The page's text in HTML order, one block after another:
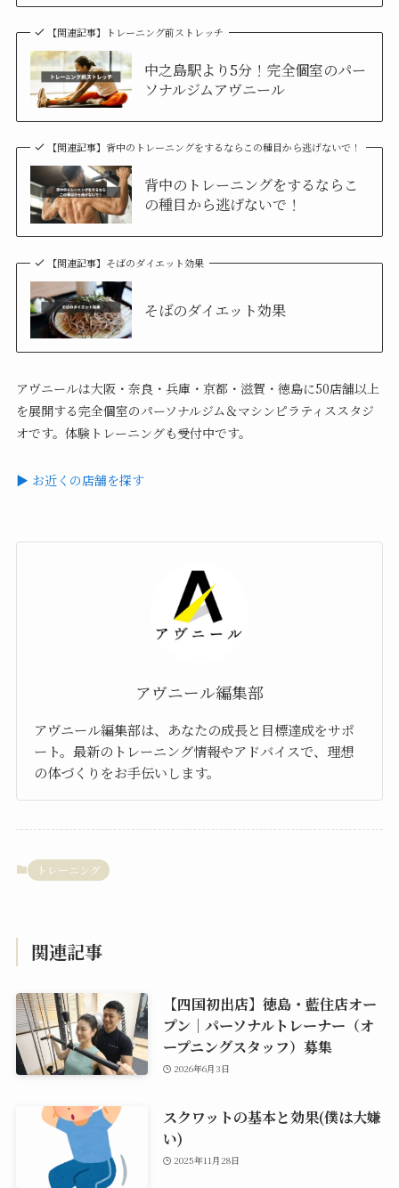
【関連記事】トレーニング前ストレッチ
中之島駅より5分！完全個室のパー
ソナルジムアヴニール
【関連記事】背中のトレーニングをするならこの種目から逃げないで！
背中のトレーニングをするならこ
の種目から逃げないで！
【関連記事】そばのダイエット効果
そばのダイエット効果
アヴニールは大阪・奈良・兵庫・京都・滋賀・徳島に50店舗以上
を展開する完全個室のパーソナルジム＆マシンピラティススタジ
オです。体験トレーニングも受付中です。
▶ お近くの店舗を探す
アヴニール編集部
アヴニール編集部は、あなたの成長と目標達成をサポ
ート。最新のトレーニング情報やアドバイスで、理想
の体づくりをお手伝いします。
トレーニング
関連記事
【四国初出店】徳島・藍住店オー
プン｜パーソナルトレーナー（オ
ープニングスタッフ）募集
2026年6月3日
スクワットの基本と効果(僕は大嫌
い)
2025年11月28日